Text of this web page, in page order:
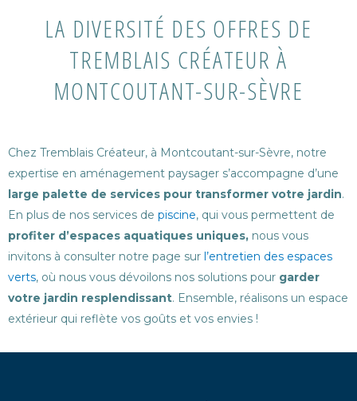
LA DIVERSITÉ DES OFFRES DE
TREMBLAIS CRÉATEUR À
MONTCOUTANT-SUR-SÈVRE
Chez Tremblais Créateur, à Montcoutant-sur-Sèvre, notre
expertise en aménagement paysager s’accompagne d’une
large palette de services pour transformer votre jardin.
En plus de nos services de piscine, qui vous permettent de
profiter d’espaces aquatiques uniques, nous vous
invitons à consulter notre page sur l’entretien des espaces
verts, où nous vous dévoilons nos solutions pour garder
votre jardin resplendissant. Ensemble, réalisons un espace
extérieur qui reflète vos goûts et vos envies !